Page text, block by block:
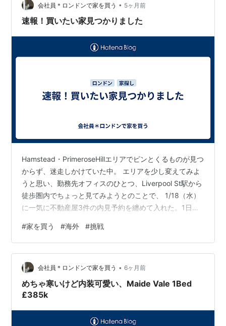
で（建物の材質不備が見つかった）、弁護士費用がFullで
かかってしまい、…
会社員＊ロンドンで家を買う • 5ヶ月前
速報！買いたい家見つかりました
Hamstead・PrimeroseHillエリアでピンとくるものが見つ
からず、迷走しかけていた中。 エリアを少し変えてみよ
うと思い、勤務先オフィスのひとつ、Liverpool St駅から
徒歩圏内でちょっと見てみようとのことで、 1/18（水）
に一気に不動産屋3件の内見予約を纏めて入れた。1日で
2bedroomが、良いなあと頭を離れなくて、翌日には、あ
れに合う壁用ライトはどれだろうとかネットで探してし
まっている自分がいて、、はい、 金曜にAgentに話し
て、価格レベル相談・追加懸念事項の確認をして、土日
の間にオファーを纏めて提出、1/…
#家を買う #海外 #挑戦
会社員＊ロンドンで家を買う • 6ヶ月前
めちゃ寒いけど内装可愛い、Maide Vale 1Bed
£385k